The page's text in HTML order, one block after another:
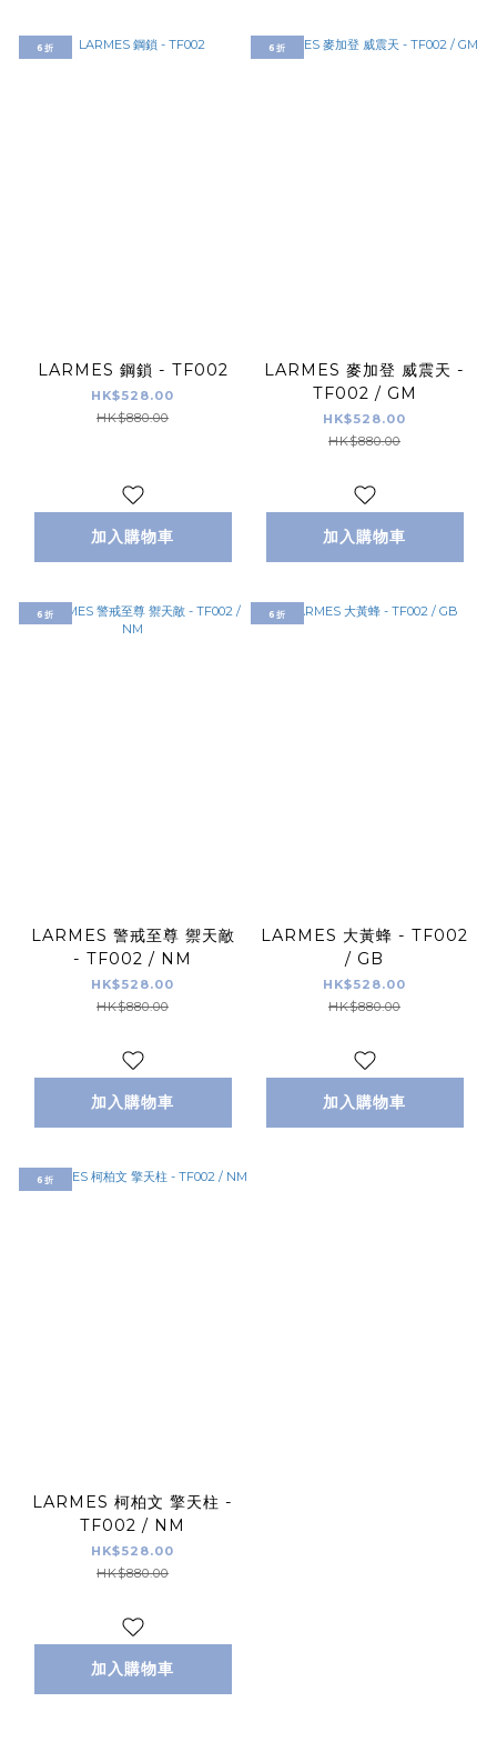
6折
LARMES 鋼鎖 - TF002
HK$528.00
HK$880.00
加入購物車
6折
LARMES 麥加登 威震天 -
TF002 / GM
HK$528.00
HK$880.00
加入購物車
6折
LARMES 警戒至尊 禦天敵
- TF002 / NM
HK$528.00
HK$880.00
加入購物車
6折
LARMES 大黃蜂 - TF002
/ GB
HK$528.00
HK$880.00
加入購物車
6折
LARMES 柯柏文 擎天柱 -
TF002 / NM
HK$528.00
HK$880.00
加入購物車